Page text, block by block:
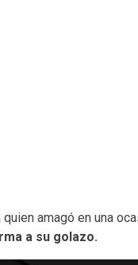
amagó en una
a su golazo.